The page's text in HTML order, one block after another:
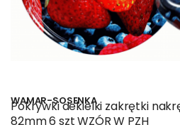
WAMAR-SOSENKA
Pokrywki dekielki zakrętki
82mm 6 szt WZÓR W PZH